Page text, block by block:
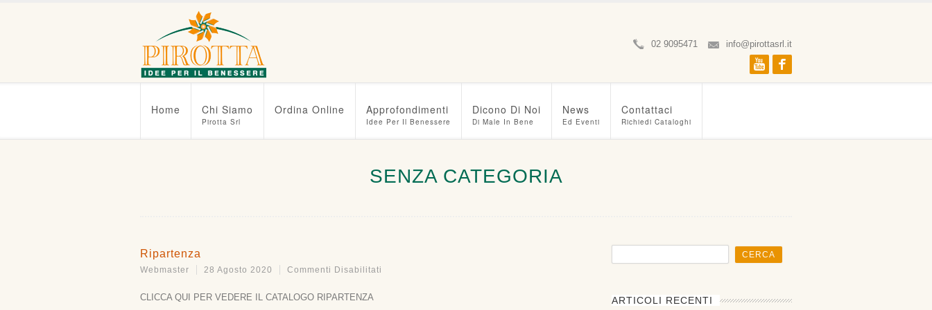
02 9095471
info@pirottasrl.it
Youtube
Home Chi Siamo
Pirotta Srl
Ordina Online Approfondimenti
Idee Per Il Benessere
Dicono Di Noi
Di Male In Bene
News
Ed Eventi
Contattaci
Richiedi Cataloghi
SENZA CATEGORIA
Ripartenza
Webmaster 28 Agosto 2020 Commenti Disabilitati
CLICCA QUI PER VEDERE IL CATALOGO RIPARTENZA ARTICOLI RECENTI